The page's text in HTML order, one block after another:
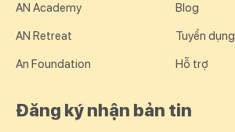
AN Academy
AN Retreat
An Foundation
Blog
Tuyển dụng
Hỗ trợ
Đăng ký nhận bản tin